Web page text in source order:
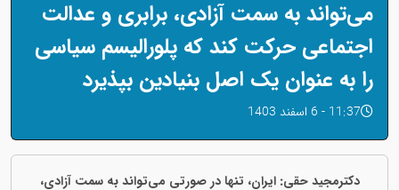
می‌تواند به سمت آزادی، برابری و عدالت
اجتماعی حرکت کند که پلورالیسم سیاسی
را به عنوان یک اصل بنیادین بپذیرد
11:37 - 6 اسفند 1403
دکترمجید حقی: ایران، تنها در صورتی می‌تواند به سمت آزادی،